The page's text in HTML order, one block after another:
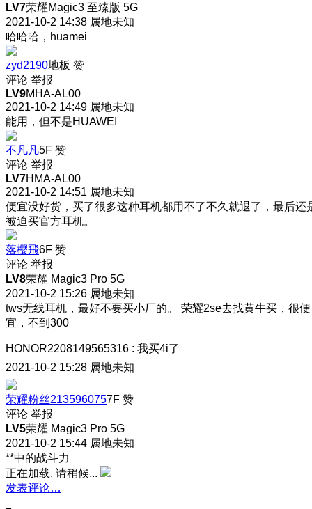
LV7荣耀Magic3 至臻版 5G
2021-10-2 14:38 属地未知
哈哈哈，huamei
zyd2190地板 赞
评论 举报
LV9MHA-AL00
2021-10-2 14:49 属地未知
能用，但不是HUAWEI
不凡凡5F 赞
评论 举报
LV7HMA-AL00
2021-10-2 14:51 属地未知
便宜没好货，买了很多这种耳机都用不了不久就退了，最后还
被迫买官方耳机。
落樱飛6F 赞
评论 举报
LV8荣耀 Magic3 Pro 5G
2021-10-2 15:26 属地未知
tws无线耳机，最好不要买小厂的。 荣耀2se去找黄牛买，很便
宜，不到300
HONOR2208149565316 : 我买4i了
2021-10-2 15:28 属地未知
荣耀粉丝2135960757F 赞
评论 举报
LV5荣耀 Magic3 Pro 5G
2021-10-2 15:44 属地未知
**中的战斗力
正在加载, 请稍候...
发表评论…